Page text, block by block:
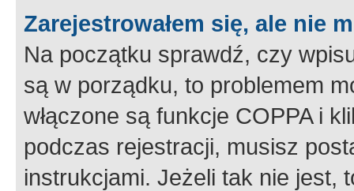
Zarejestrowałem się, ale nie
Na początku sprawdź, czy
są w porządku, to problemem
włączone są funkcje COPPA i
podczas rejestracji, musisz
instrukcjami. Jeżeli tak nie jest,